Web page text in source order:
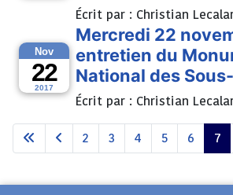
Écrit par : Christian
22
Nov
2017
Mercredi 22
entretien du
National des
Écrit par : Christian
2 3 4 5 6 7